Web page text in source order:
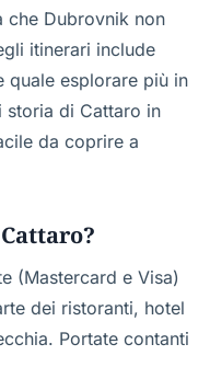
che Dubrovnik non
itinerari include
esplorare più in
di Cattaro in
da coprire a
(Mastercard e Visa)
dei ristoranti, hotel
Portate contanti